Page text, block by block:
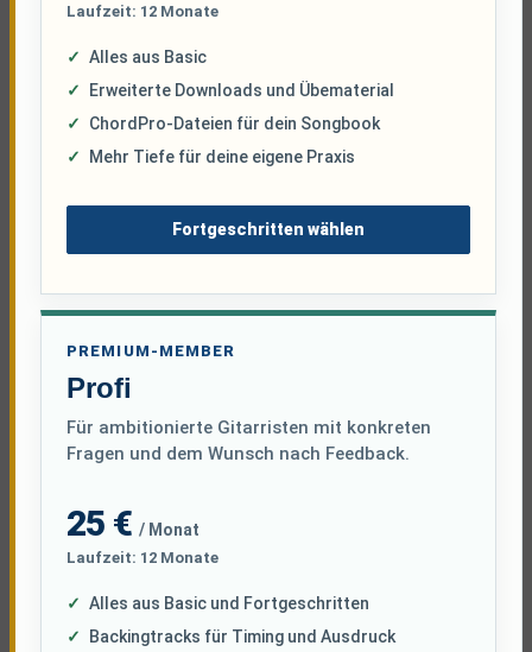
Laufzeit: 12 Monate
Alles aus Basic
Erweiterte Downloads und Übematerial
ChordPro-Dateien für dein Songbook
Mehr Tiefe für deine eigene Praxis
Fortgeschritten wählen
PREMIUM-MEMBER
Profi
Für ambitionierte Gitarristen mit konkreten
Fragen und dem Wunsch nach Feedback.
25 €/ Monat
Laufzeit: 12 Monate
Alles aus Basic und Fortgeschritten
Backingtracks für Timing und Ausdruck